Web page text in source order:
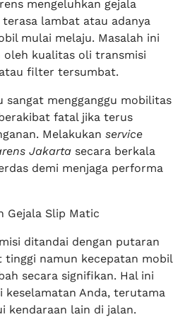
mengeluhkan gejala
lambat atau adanya
mulai melaju. Masalah ini
oleh kualitas oli transmisi
filter tersumbat.
mengganggu mobilitas
fatal jika terus
Melakukan service
Jakarta secara berkala
demi menjaga performa
Gejala Slip Matic
ditandai dengan putaran
tinggi namun kecepatan mobil
secara signifikan. Hal ini
keselamatan Anda, terutama
kendaraan lain di jalan.